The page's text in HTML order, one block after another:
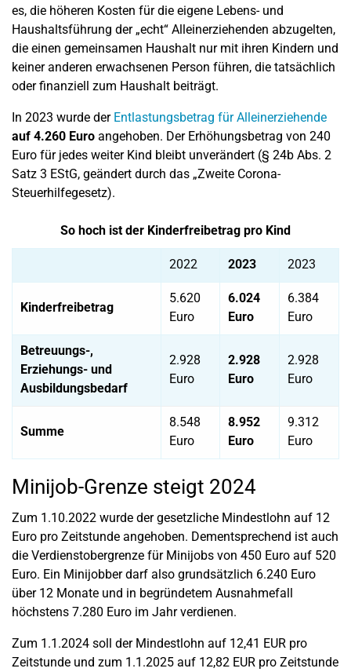
es, die höheren Kosten für die eigene Lebens- und
Haushaltsführung der „echt“ Alleinerziehenden abzugelten,
die einen gemeinsamen Haushalt nur mit ihren Kindern und
keiner anderen erwachsenen Person führen, die tatsächlich
oder finanziell zum Haushalt beiträgt.
In 2023 wurde der Entlastungsbetrag für Alleinerziehende
auf 4.260 Euro angehoben. Der Erhöhungsbetrag von 240
Euro für jedes weiter Kind bleibt unverändert (§ 24b Abs. 2
Satz 3 EStG, geändert durch das „Zweite Corona-
Steuerhilfegesetz).
So hoch ist der Kinderfreibetrag pro Kind
2022 2023 2023
Kinderfreibetrag
5.620
Euro
6.024
Euro
6.384
Euro
Betreuungs-,
Erziehungs- und
Ausbildungsbedarf
2.928
Euro
2.928
Euro
2.928
Euro
Summe
8.548
Euro
8.952
Euro
9.312
Euro
Minijob-Grenze steigt 2024
Zum 1.10.2022 wurde der gesetzliche Mindestlohn auf 12
Euro pro Zeitstunde angehoben. Dementsprechend ist auch
die Verdienstobergrenze für Minijobs von 450 Euro auf 520
Euro. Ein Minijobber darf also grundsätzlich 6.240 Euro
über 12 Monate und in begründetem Ausnahmefall
höchstens 7.280 Euro im Jahr verdienen.
Zum 1.1.2024 soll der Mindestlohn auf 12,41 EUR pro
Zeitstunde und zum 1.1.2025 auf 12,82 EUR pro Zeitstunde